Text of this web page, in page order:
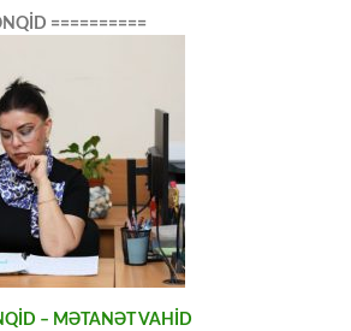
==========
– MƏTANƏT VAHİD